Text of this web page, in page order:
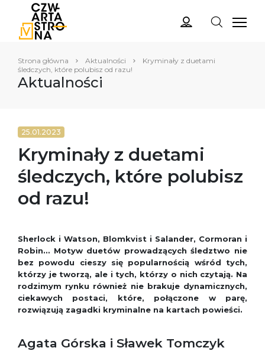
Strona główna Aktualności
Kryminały z duetami
śledczych, które polubisz od razu!
Aktualności
25.01.2023
Kryminały z duetami
śledczych, które polubisz
od razu!
Sherlock i Watson, Blomkvist i Salander, Cormoran i
Robin… Motyw duetów prowadzących śledztwo nie
bez powodu cieszy się popularnością wśród tych,
którzy je tworzą, ale i tych, którzy o nich czytają. Na
rodzimym rynku również nie brakuje dynamicznych,
ciekawych postaci, które, połączone w parę,
rozwiązują zagadki kryminalne na kartach powieści.
Agata Górska i Sławek Tomczyk